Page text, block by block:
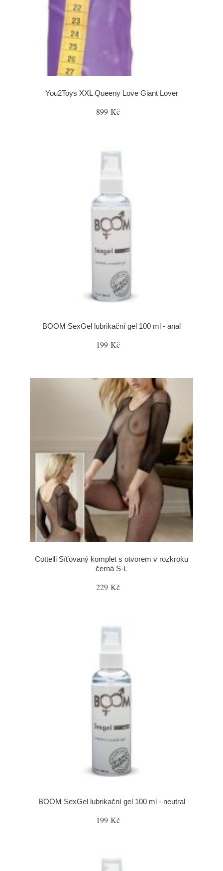
You2Toys XXL Queeny Love Giant Lover
899 Kč
BOOM SexGel lubrikační gel 100 ml - anal
199 Kč
Cottelli Síťovaný komplet s otvorem v rozkroku
černá S-L
229 Kč
BOOM SexGel lubrikační gel 100 ml - neutral
199 Kč